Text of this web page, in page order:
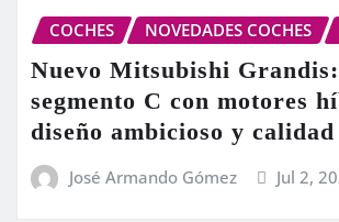
COCHES NOVEDADES COCHES
Nuevo Mitsubishi
segmento C con motores
diseño ambicioso y calidad
José Armando Gómez Jul 2,